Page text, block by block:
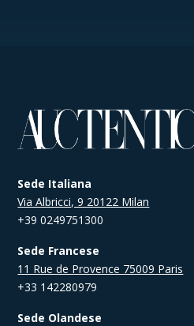
Sede Italiana
Via Albricci, 9 20122 Milan
+39 0249751300
Sede Francese
11 Rue de Provence 75009 Paris
+33 142280979
Sede Olandese